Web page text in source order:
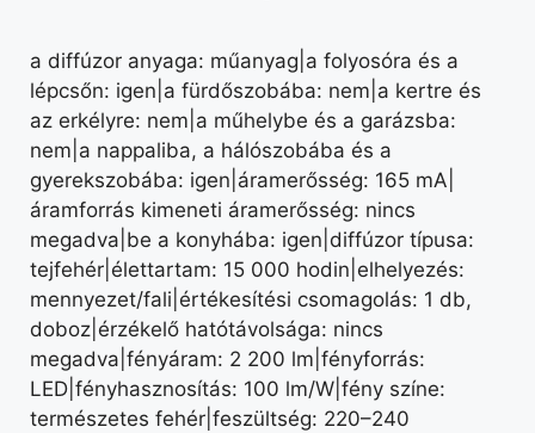
a diffúzor anyaga: műanyag|a folyosóra és a
lépcsőn: igen|a fürdőszobába: nem|a kertre és
az erkélyre: nem|a műhelybe és a garázsba:
nem|a nappaliba, a hálószobába és a
gyerekszobába: igen|áramerősség: 165 mA|
áramforrás kimeneti áramerősség: nincs
megadva|be a konyhába: igen|diffúzor típusa:
tejfehér|élettartam: 15 000 hodin|elhelyezés:
mennyezet/fali|értékesítési csomagolás: 1 db,
doboz|érzékelő hatótávolsága: nincs
megadva|fényáram: 2 200 lm|fényforrás:
LED|fényhasznosítás: 100 lm/W|fény színe:
természetes fehér|feszültség: 220–240